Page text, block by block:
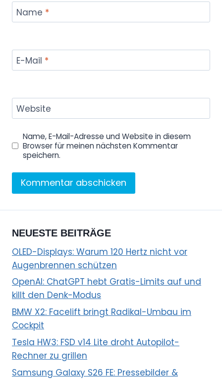
Name *
E-Mail *
Website
Name, E-Mail-Adresse und Website in diesem
Browser für meinen nächsten Kommentar
speichern.
NEUESTE BEITRÄGE
OLED-Displays: Warum 120 Hertz nicht vor
Augenbrennen schützen
OpenAI: ChatGPT hebt Gratis-Limits auf und
killt den Denk-Modus
BMW X2: Facelift bringt Radikal-Umbau im
Cockpit
Tesla HW3: FSD v14 Lite droht Autopilot-
Rechner zu grillen
Samsung Galaxy S26 FE: Pressebilder &